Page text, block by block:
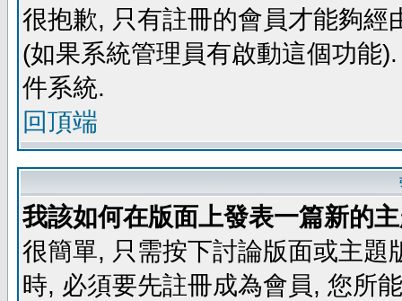
很抱歉, 只有註冊的會員才能夠
(如果系統管理員有啟動這個功能
件系統.
回頂端
我該如何在版面上發表一篇新的
很簡單, 只需按下討論版面或主
時, 必須要先註冊成為會員, 您所